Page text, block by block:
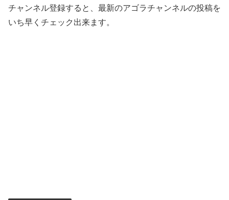
チャンネル登録すると、最新のアゴラチャンネルの投稿を
いち早くチェック出来ます。